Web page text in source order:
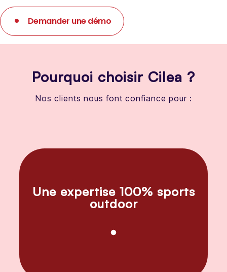
Demander une démo
Pourquoi choisir Cilea ?
Nos clients nous font confiance pour :
Une expertise 100% sports
outdoor